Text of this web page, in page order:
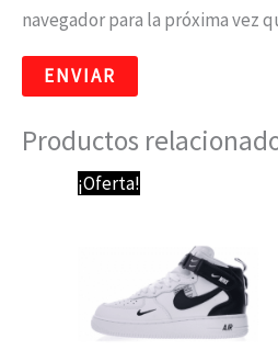
navegador para la próxima vez
Productos
¡Oferta!
El
precio
89,95 €.64,95 €.